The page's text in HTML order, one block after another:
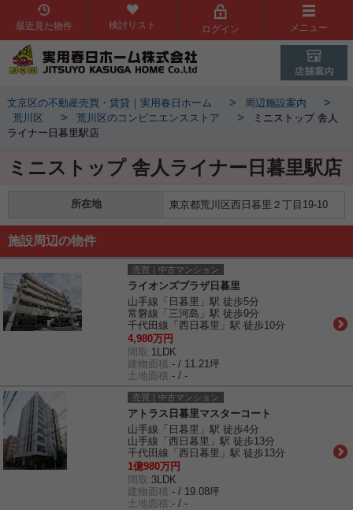
最近見た物件 検討リスト ログイン メニュー
文京区の不動産売買・賃貸｜実用春日ホーム > 周辺施設案内 >
荒川区 > 荒川区のコンビニエンスストア >
ミニストップ 舎人
ライナー日暮里駅店
ミニストップ 舎人ライナー日暮里駅店
所在地 東京都荒川区西日暮里２丁目19-10
施設周辺の物件
売買｜中古マンション
ライオンズプラザ日暮里
山手線「日暮里」駅 徒歩5分
常磐線「三河島」駅 徒歩9分
千代田線「西日暮里」駅 徒歩10分
4,980万円
間取: 1LDK
建物面積:- / 11.21坪
土地面積:- / -
売買｜中古マンション
アトラス日暮里マスターコート
山手線「日暮里」駅 徒歩4分
山手線「西日暮里」駅 徒歩13分
千代田線「西日暮里」駅 徒歩13分
1億980万円
間取: 3LDK
建物面積:- / 19.08坪
土地面積:- / -